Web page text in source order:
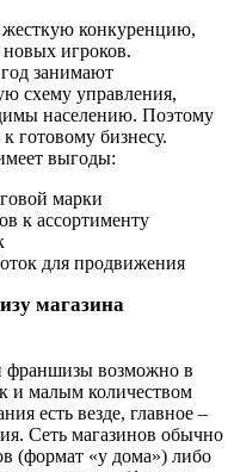
конкуренцию,
новых игроков.
занимают
схему управления,
населению. Поэтому
готовому бизнесу.
выгоды:
марки
к ассортименту
для продвижения
магазина
возможно в
и малым количеством
есть везде, главное –
Сеть магазинов обычно
(формат «у дома») либо